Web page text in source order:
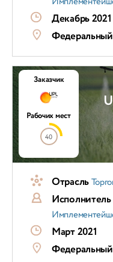
Декабрь 2021
Заказчик
Рабочих мест
40
Отрасль
Исполнитель
Март 2021